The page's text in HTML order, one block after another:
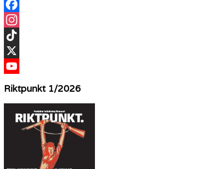
Facebook
Instagram
TikTok
X
Riktpunkt 1/2026